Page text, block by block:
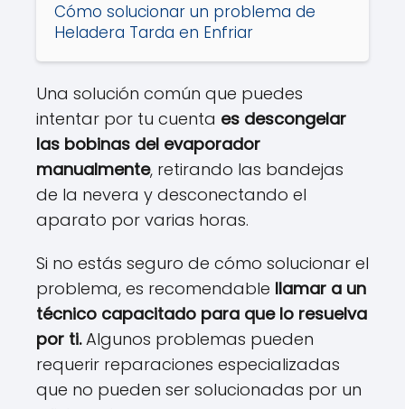
Cómo solucionar un problema de
Heladera Tarda en Enfriar
Una solución común que puedes
intentar por tu cuenta es descongelar
las bobinas del evaporador
manualmente, retirando las bandejas
de la nevera y desconectando el
aparato por varias horas.
Si no estás seguro de cómo solucionar el
problema, es recomendable llamar a un
técnico capacitado para que lo resuelva
por ti.Algunos problemas pueden
requerir reparaciones especializadas
que no pueden ser solucionadas por un